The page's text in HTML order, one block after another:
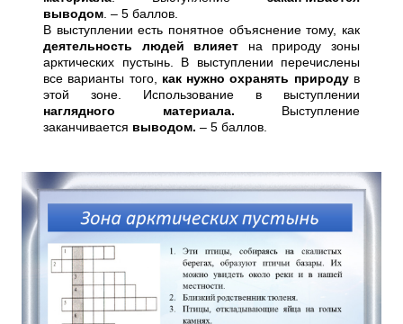
выводом . – 5 баллов.
В выступлении есть понятное объяснение тому, как
деятельность людей влияет на природу зоны
арктических пустынь. В выступлении перечислены
все варианты того, как нужно охранять природув
этой зоне. Использование в выступлении
наглядного материала. Выступление
заканчивается выводом. – 5 баллов.